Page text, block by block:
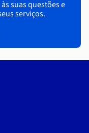
suas questões e
serviços.